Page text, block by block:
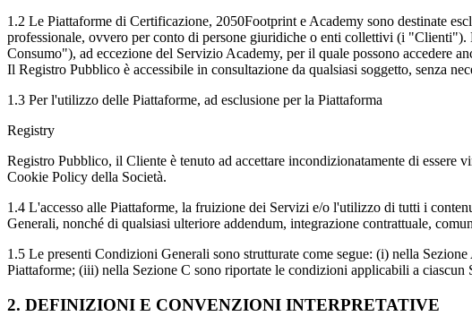
1.2 Le Piattaforme di Certificazione, 2050Footprint e Academy sono destinate
professionale, ovvero per conto di persone giuridiche o enti collettivi (i
Consumo"), ad eccezione del Servizio Academy, per il quale possono accedere
Il Registro Pubblico è accessibile in consultazione da qualsiasi soggetto, senza
1.3 Per l'utilizzo delle Piattaforme, ad esclusione per la Piattaforma
Registry
Registro Pubblico, il Cliente è tenuto ad accettare incondizionatamente di
Cookie Policy della Società.
1.4 L'accesso alle Piattaforme, la fruizione dei Servizi e/o l'utilizzo di tutti i
Generali, nonché di qualsiasi ulteriore addendum, integrazione contrattuale,
1.5 Le presenti Condizioni Generali sono strutturate come segue: (i) nella
Piattaforme; (iii) nella Sezione C sono riportate le condizioni applicabili a
2. DEFINIZIONI E CONVENZIONI INTERPRETATIVE